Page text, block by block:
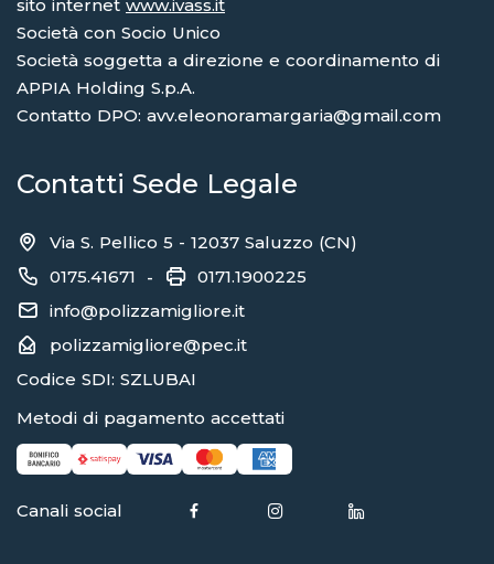
sito internet www.ivass.it
Società con Socio Unico
Società soggetta a direzione e coordinamento di
APPIA Holding S.p.A.
Contatto DPO: avv.eleonoramargaria@gmail.com
Contatti Sede Legale
Via S. Pellico 5 - 12037 Saluzzo (CN)
0175.41671 -
0171.1900225
info@polizzamigliore.it
polizzamigliore@pec.it
Codice SDI: SZLUBAI
Metodi di pagamento accettati
Canali social